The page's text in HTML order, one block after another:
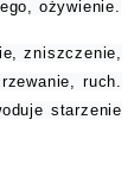
ożywienie.
zniszczenie,
ruch.
starzenie